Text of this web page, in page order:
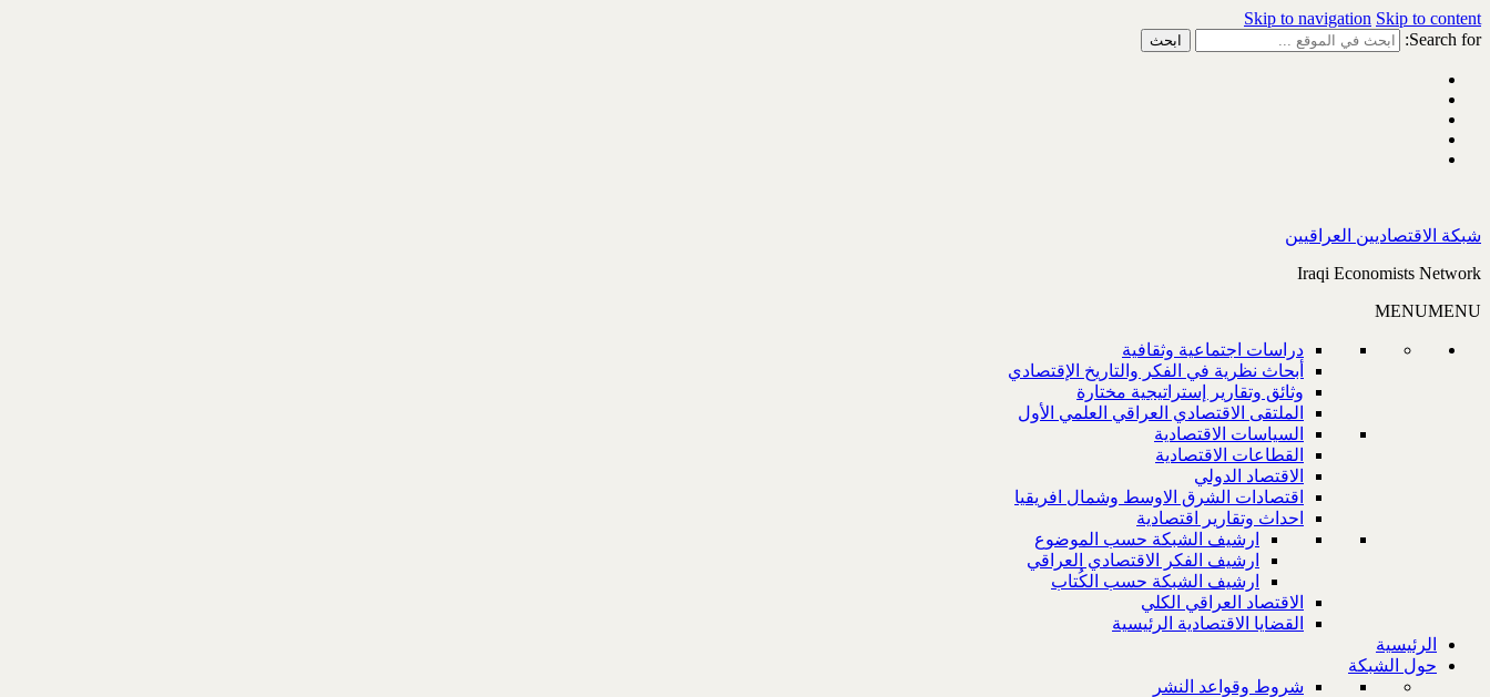
Skip to navigation Skip to content
Search for:
شبكة الاقتصاديين العراقيين
Iraqi Economists Network
MENUMENU
دراسات اجتماعية وثقافية
أبحاث نظرية في الفكر والتاريخ الإقتصادي
وثائق وتقارير إستراتيجية مختارة
الملتقى الاقتصادي العراقي العلمي الأول
السياسات الاقتصادية
القطاعات الاقتصادية
الاقتصاد الدولي
اقتصادات الشرق الاوسط وشمال افريقيا
احداث وتقارير اقتصادية
ارشيف الشبكة حسب الموضوع
ارشيف الفكر الاقتصادي العراقي
ارشيف الشبكة حسب الكُتاب
الاقتصاد العراقي الكلي
القضايا الاقتصادية الرئيسية
الرئيسية
حول الشبكة
شروط وقواعد النشر